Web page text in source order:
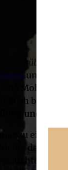
roots und
Mohn und
Euch bisher
und
zu einem
das
sehr